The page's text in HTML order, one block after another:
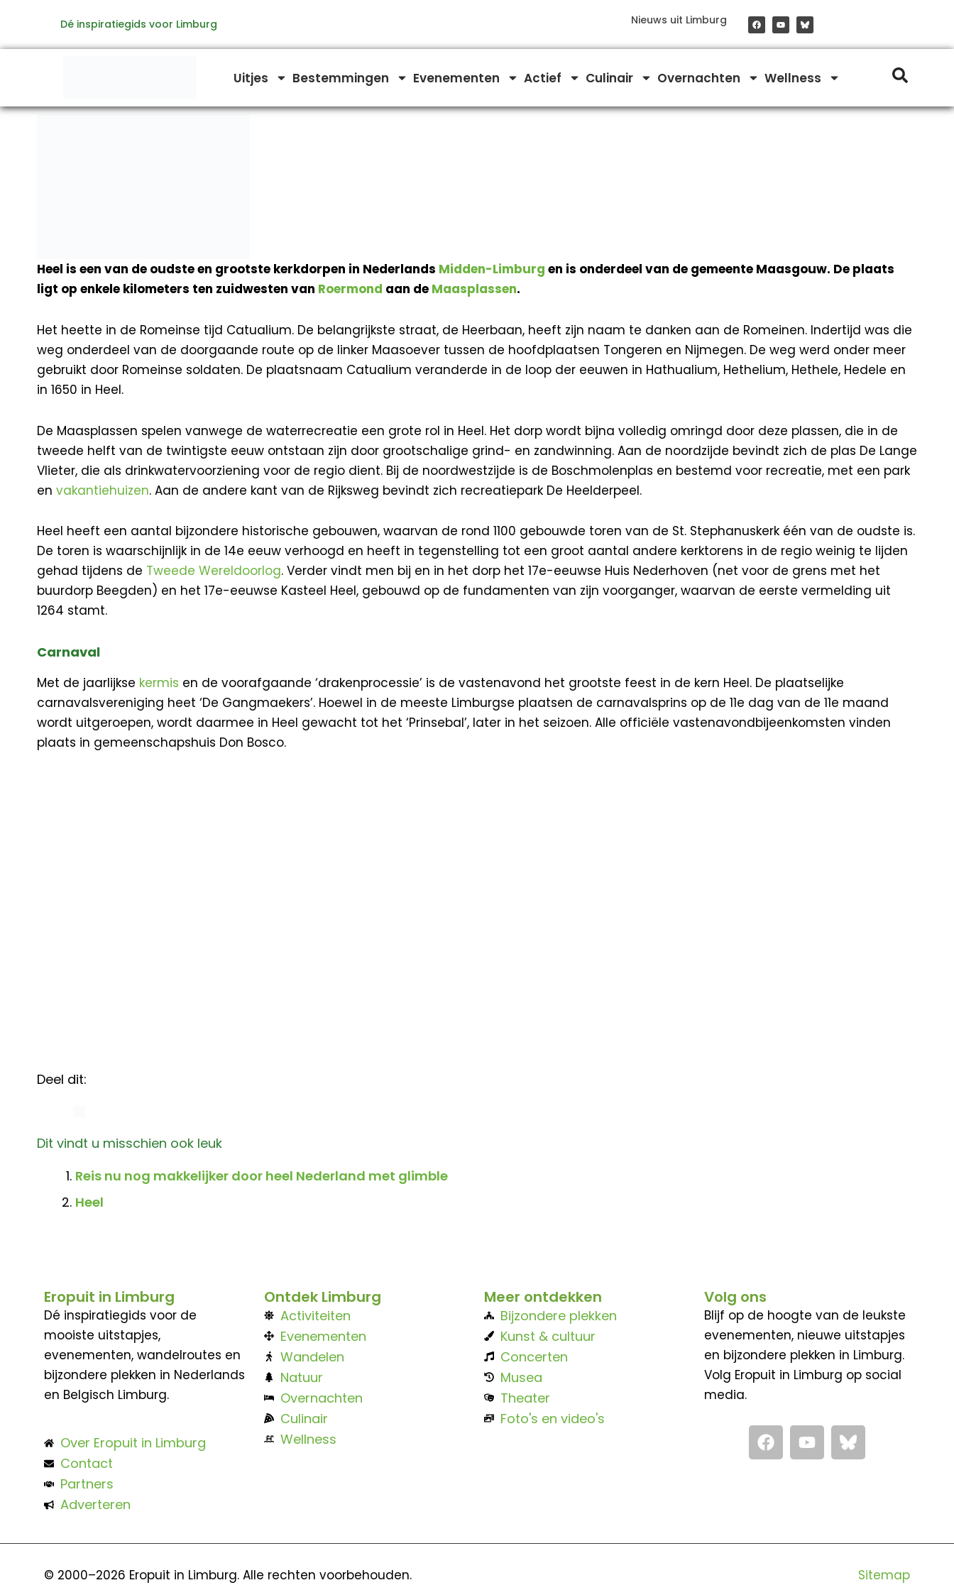
de
Dé inspiratiegids voor Limburg Nieuws uit Limburg F
a
c
b
k
Y
o
u
u
Uitjes Bestemmingen Evenementen Actief Culinair Overnachten Wellness
Heel is een van de oudste en grootste kerkdorpen in Nederlands Midden-Limburg en is onderdeel van de gemeente Maasgouw. De plaats
ligt op enkele kilometers ten zuidwesten van Roermond aan de Maasplassen.
Het heette in de Romeinse tijd Catualium. De belangrijkste straat, de Heerbaan, heeft zijn naam te danken aan de Romeinen. Indertijd was die
weg onderdeel van de doorgaande route op de linker Maasoever tussen de hoofdplaatsen Tongeren en Nijmegen. De weg werd onder meer
gebruikt door Romeinse soldaten. De plaatsnaam Catualium veranderde in de loop der eeuwen in Hathualium, Hethelium, Hethele, Hedele en
in 1650 in Heel.
De Maasplassen spelen vanwege de waterrecreatie een grote rol in Heel. Het dorp wordt bijna volledig omringd door deze plassen, die in de
tweede helft van de twintigste eeuw ontstaan zijn door grootschalige grind- en zandwinning. Aan de noordzijde bevindt zich de plas De Lange
Vlieter, die als drinkwatervoorziening voor de regio dient. Bij de noordwestzijde is de Boschmolenplas en bestemd voor recreatie, met een park
en vakantiehuizen. Aan de andere kant van de Rijksweg bevindt zich recreatiepark De Heelderpeel.
Heel heeft een aantal bijzondere historische gebouwen, waarvan de rond 1100 gebouwde toren van de St. Stephanuskerk één van de oudste is.
De toren is waarschijnlijk in de 14e eeuw verhoogd en heeft in tegenstelling tot een groot aantal andere kerktorens in de regio weinig te lijden
gehad tijdens de Tweede Wereldoorlog. Verder vindt men bij en in het dorp het 17e-eeuwse Huis Nederhoven (net voor de grens met het
buurdorp Beegden) en het 17e-eeuwse Kasteel Heel, gebouwd op de fundamenten van zijn voorganger, waarvan de eerste vermelding uit
1264 stamt.
Carnaval
Met de jaarlijkse kermis en de voorafgaande ‘drakenprocessie’ is de vastenavond het grootste feest in de kern Heel. De plaatselijke
carnavalsvereniging heet ‘De Gangmaekers’. Hoewel in de meeste Limburgse plaatsen de carnavalsprins op de 11e dag van de 11e maand
wordt uitgeroepen, wordt daarmee in Heel gewacht tot het ‘Prinsebal’, later in het seizoen. Alle officiële vastenavondbijeenkomsten vinden
plaats in gemeenschapshuis Don Bosco.
Deel dit:
Dit vindt u misschien ook leuk
Reis nu nog makkelijker door heel Nederland met glimble
Heel
Eropuit in Limburg
Dé inspiratiegids voor de
mooiste uitstapjes,
evenementen, wandelroutes en
bijzondere plekken in Nederlands
en Belgisch Limburg.
Over Eropuit in Limburg
Contact
Partners
Adverteren
Ontdek Limburg
Activiteiten
Evenementen
Wandelen
Natuur
Overnachten
Culinair
Wellness
Meer ontdekken
Bijzondere plekken
Kunst & cultuur
Concerten
Musea
Theater
Foto's en video's
Volg ons
Blijf op de hoogte van de leukste
evenementen, nieuwe uitstapjes
en bijzondere plekken in Limburg.
Volg Eropuit in Limburg op social
media.
F
a
c
Y
o
u
© 2000–2026 Eropuit in Limburg. Alle rechten voorbehouden. Sitemap